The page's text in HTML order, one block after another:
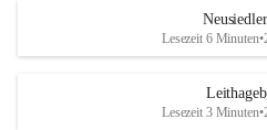
S
und den daraus folgenden
Maßnahmen zur Bekämpfung
Lesezeit 6 Minuten•
Lesezeit 3 Minuten•